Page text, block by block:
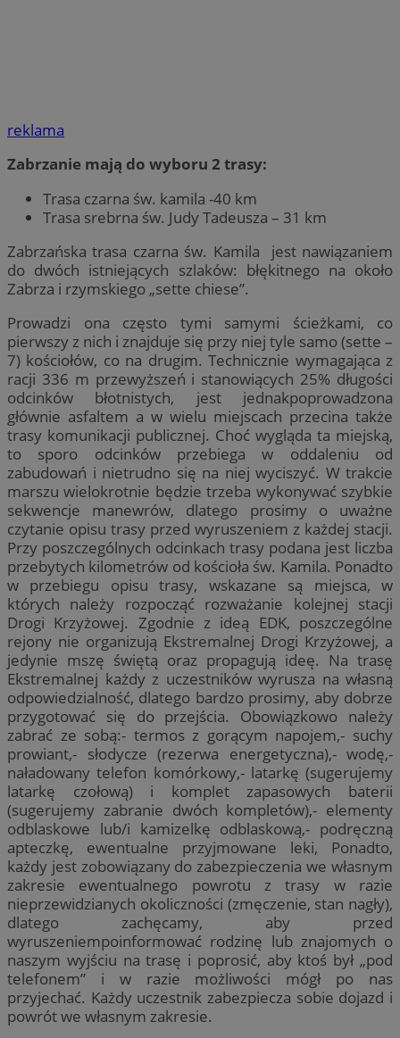
reklama
Zabrzanie mają do wyboru 2 trasy:
Trasa czarna św. kamila -40 km
Trasa srebrna św. Judy Tadeusza – 31 km
Zabrzańska trasa czarna św. Kamila jest nawiązaniem
do dwóch istniejących szlaków: błękitnego na około
Zabrza i rzymskiego „sette chiese”.
Prowadzi ona często tymi samymi ścieżkami, co
pierwszy z nich i znajduje się przy niej tyle samo (sette –
7) kościołów, co na drugim. Technicznie wymagająca z
racji 336 m przewyższeń i stanowiących 25% długości
odcinków błotnistych, jest jednakpoprowadzona
głównie asfaltem a w wielu miejscach przecina także
trasy komunikacji publicznej. Choć wygląda ta miejską,
to sporo odcinków przebiega w oddaleniu od
zabudowań i nietrudno się na niej wyciszyć. W trakcie
marszu wielokrotnie będzie trzeba wykonywać szybkie
sekwencje manewrów, dlatego prosimy o uważne
czytanie opisu trasy przed wyruszeniem z każdej stacji.
Przy poszczególnych odcinkach trasy podana jest liczba
przebytych kilometrów od kościoła św. Kamila. Ponadto
w przebiegu opisu trasy, wskazane są miejsca, w
których należy rozpocząć rozważanie kolejnej stacji
Drogi Krzyżowej. Zgodnie z ideą EDK, poszczególne
rejony nie organizują Ekstremalnej Drogi Krzyżowej, a
jedynie mszę świętą oraz propagują ideę. Na trasę
Ekstremalnej każdy z uczestników wyrusza na własną
odpowiedzialność, dlatego bardzo prosimy, aby dobrze
przygotować się do przejścia. Obowiązkowo należy
zabrać ze sobą:- termos z gorącym napojem,- suchy
prowiant,- słodycze (rezerwa energetyczna),- wodę,-
naładowany telefon komórkowy,- latarkę (sugerujemy
latarkę czołową) i komplet zapasowych baterii
(sugerujemy zabranie dwóch kompletów),- elementy
odblaskowe lub/i kamizelkę odblaskową,- podręczną
apteczkę, ewentualne przyjmowane leki, Ponadto,
każdy jest zobowiązany do zabezpieczenia we własnym
zakresie ewentualnego powrotu z trasy w razie
nieprzewidzianych okoliczności (zmęczenie, stan nagły),
dlatego zachęcamy, aby przed
wyruszeniempoinformować rodzinę lub znajomych o
naszym wyjściu na trasę i poprosić, aby ktoś był „pod
telefonem” i w razie możliwości mógł po nas
przyjechać. Każdy uczestnik zabezpiecza sobie dojazd i
powrót we własnym zakresie.